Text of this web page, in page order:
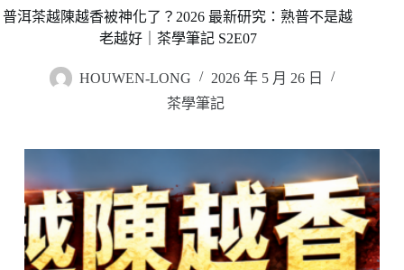
普洱茶越陳越香被神化了？2026 最新研究：熟普不是越
老越好｜茶學筆記 S2E07
HOUWEN-LONG
2026 年 5 月 26 日
茶學筆記